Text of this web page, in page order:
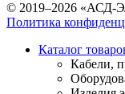
© 2019–2026 «АСД-
Политика
Каталог
Кабели,